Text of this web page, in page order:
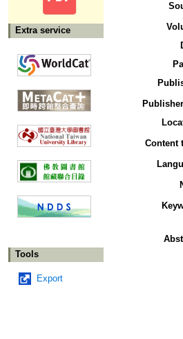
Extra service
Tools
Export
Content